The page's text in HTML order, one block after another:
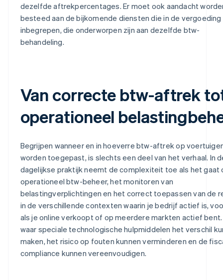
dezelfde aftrekpercentages. Er moet ook aandacht
besteed aan de bijkomende diensten die in de vergoeding
inbegrepen, die onderworpen zijn aan dezelfde btw-
behandeling.
Van correcte btw-aftrek
operationeel
Begrijpen wanneer en in hoeverre btw-aftrek op
worden toegepast, is slechts een deel van het verhaal. In
dagelijkse praktijk neemt de complexiteit toe als het gaat
operationeel btw-beheer, het monitoren van
belastingverplichtingen en het correct toepassen van de
in de verschillende contexten waarin je bedrijf actief is,
als je online verkoopt of op meerdere markten actief
waar speciale technologische hulpmiddelen het verschil
maken, het risico op fouten kunnen verminderen en de
compliance kunnen vereenvoudigen.